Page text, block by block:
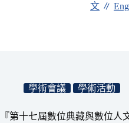
文 ∥
學術會議 學術活動
『第十七屆數位典藏與數位人